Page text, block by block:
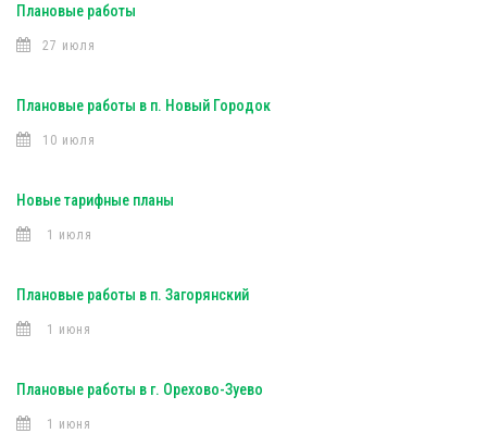
Плановые работы
27 июля
Плановые работы в п. Новый Городок
10 июля
Новые тарифные планы
1 июля
Плановые работы в п. Загорянский
1 июня
Плановые работы в г. Орехово-Зуево
1 июня